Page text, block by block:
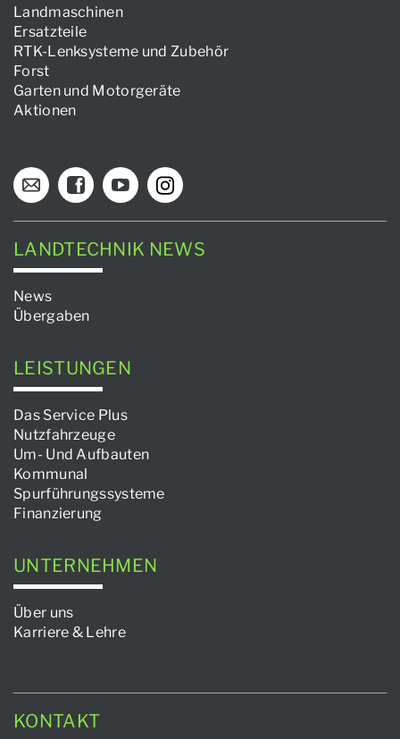
Landmaschinen
Ersatzteile
RTK-Lenksysteme und Zubehör
Forst
Garten und Motorgeräte
Aktionen
LANDTECHNIK NEWS
News
Übergaben
LEISTUNGEN
Das Service Plus
Nutzfahrzeuge
Um- Und Aufbauten
Kommunal
Spurführungssysteme
Finanzierung
UNTERNEHMEN
Über uns
Karriere & Lehre
KONTAKT